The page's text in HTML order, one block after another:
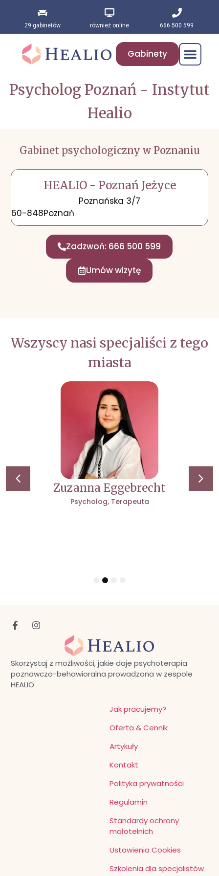
29 gabinetów również online 666 500 599
Gabinety
Psycholog Poznań - Instytut
Healio
Gabinet psychologiczny w Poznaniu
HEALIO - Poznań Jeżyce
Poznańska 3/7
60-848Poznań
Zadzwoń: 666 500 599
Umów wizytę
Wszyscy nasi specjaliści z tego
miasta
Zuzanna Eggebrecht
Psycholog, Terapeuta
Skorzystaj z możliwości, jakie daje psychoterapia
poznawczo-behawioralna prowadzona w zespole
HEALIO
Jak pracujemy?
Oferta & Cennik
Artykuły
Kontakt
Polityka prywatności
Regulamin
Standardy ochrony
małotelnich
Ustawienia Cookies
Szkolenia dla specjalistów